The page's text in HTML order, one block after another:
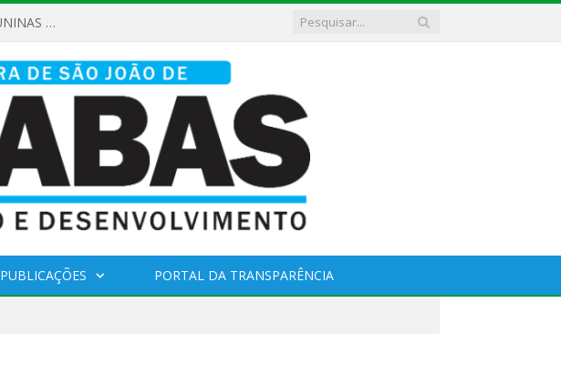
REGULAMENTO – V INTERMUNICIPAL DE QUADRILHAS JUNINAS 2026
PUBLICAÇÕES PORTAL DA TRANSPARÊNCIA